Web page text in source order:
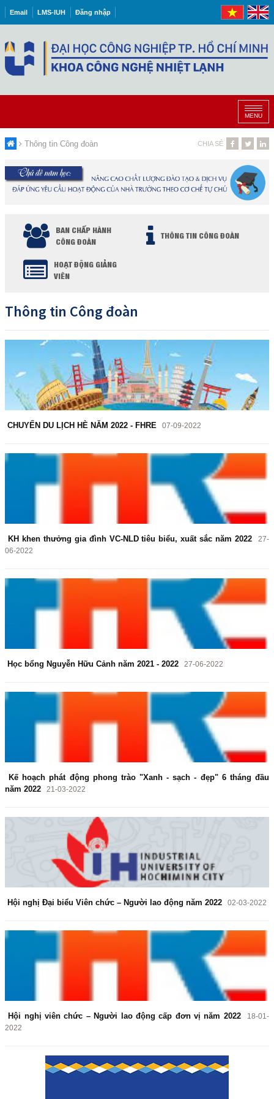
Email LMS-IUH Đăng nhập
MENU
Thông tin Công đoàn CHIA SẺ
BAN CHẤP HÀNH
CÔNG ĐOÀN
THÔNG TIN CÔNG ĐOÀN
HOẠT ĐỘNG GIẢNG
VIÊN
Thông tin Công đoàn
CHUYẾN DU LỊCH HÈ NĂM 2022 - FHRE 07-09-2022
KH khen thưởng gia đình VC-NLD tiêu biểu, xuất sắc năm 2022
27-
06-2022
Học bổng Nguyễn Hữu Cảnh năm 2021 - 2022 27-06-2022
Kế hoạch phát động phong trào "Xanh - sạch - đẹp" 6 tháng đầu
năm 2022
21-03-2022
Hội nghị Đại biểu Viên chức – Người lao động năm 2022 02-03-2022
Hội nghị viên chức – Người lao động cấp đơn vị năm 2022
18-01-
2022